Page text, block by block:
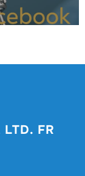
LTD. FR